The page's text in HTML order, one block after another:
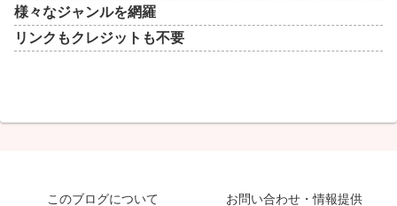
様々なジャンルを網羅
リンクもクレジットも不要
このブログについて お問い合わせ・情報提供